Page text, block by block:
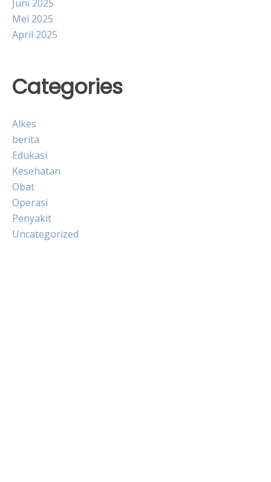
Juni 2025
Mei 2025
April 2025
Categories
Alkes
berita
Edukasi
Kesehatan
Obat
Operasi
Penyakit
Uncategorized